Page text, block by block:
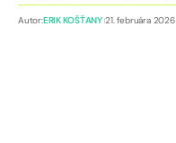
Autor:ERIK KOŠŤANY 21. februára 2026